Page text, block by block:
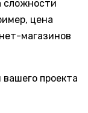
сложности
цена
магазинов
проекта